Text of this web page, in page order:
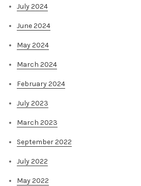
July 2024
June 2024
May 2024
March 2024
February 2024
July 2023
March 2023
September 2022
July 2022
May 2022